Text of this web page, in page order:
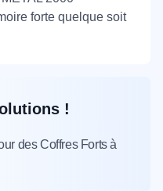
forte quelque soit
!
des Coffres Forts à